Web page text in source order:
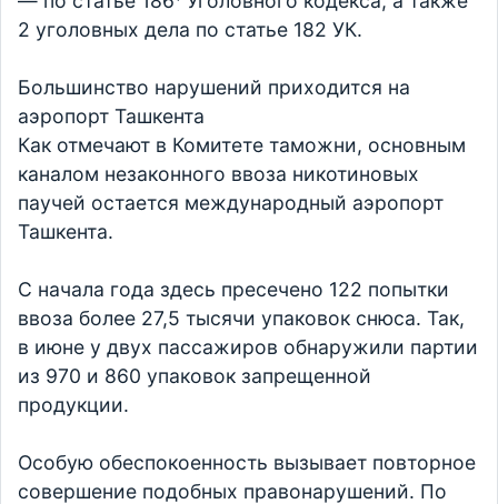
2 уголовных дела по статье 182 УК.
Большинство нарушений приходится на
аэропорт Ташкента
Как отмечают в Комитете таможни, основным
каналом незаконного ввоза никотиновых
паучей остается международный аэропорт
Ташкента.
С начала года здесь пресечено 122 попытки
ввоза более 27,5 тысячи упаковок снюса. Так,
в июне у двух пассажиров обнаружили партии
из 970 и 860 упаковок запрещенной
продукции.
Особую обеспокоенность вызывает повторное
совершение подобных правонарушений. По